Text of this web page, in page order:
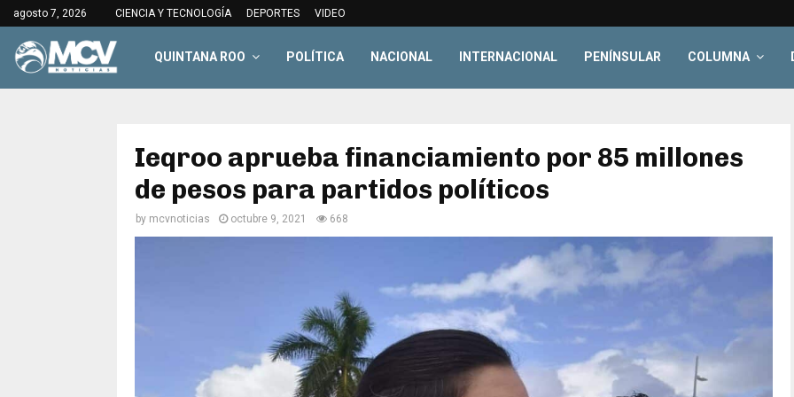
agosto 7, 2026 CIENCIA Y TECNOLOGÍA DEPORTES VIDEO
QUINTANA ROO POLÍTICA NACIONAL INTERNACIONAL PENÍNSULAR COLUMNA
Ieqroo aprueba financiamiento por 85 millones
de pesos para partidos políticos
by mcvnoticias octubre 9, 2021 668